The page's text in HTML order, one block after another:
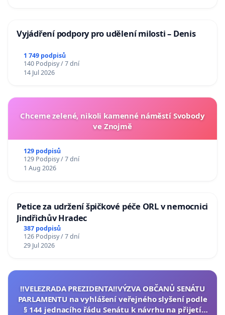
Vyjádření podpory pro udělení milosti – Denis
1 749 podpisů
140 Podpisy / 7 dní
14 Jul 2026
Chceme zelené, nikoli kamenné náměstí Svobody
ve Znojmě
129 podpisů
129 Podpisy / 7 dní
1 Aug 2026
Petice za udržení špičkové péče ORL v nemocnici
Jindřichův Hradec
387 podpisů
126 Podpisy / 7 dní
29 Jul 2026
‼️VELEZRADA PREZIDENTA‼️VÝZVA OBČANŮ SENÁTU
PARLAMENTU na vyhlášení veřejného slyšení podle
§ 144 jednacího řádu Senátu k návrhu na přijetí